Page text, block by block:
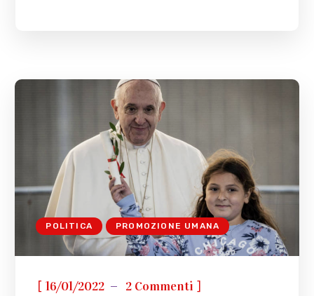
POLITICA PROMOZIONE UMANA
[16/01/2022 2 Commenti ]